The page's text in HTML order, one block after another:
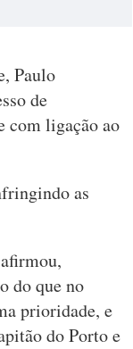
Paulo
de
com ligação ao
as
do que no
prioridade, e
do Porto e